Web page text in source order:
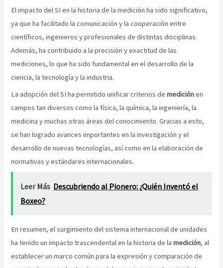
El impacto del SI en la historia de la medición ha sido significativo,
ya que ha facilitado la comunicación y la cooperación entre
científicos, ingenieros y profesionales de distintas disciplinas.
Además, ha contribuido a la precisión y exactitud de las
mediciones, lo que ha sido fundamental en el desarrollo de la
ciencia, la tecnología y la industria.
La adopción del SI ha permitido unificar criterios demediciónen
campos tan diversos como la física, la química, la ingeniería, la
medicina y muchas otras áreas del conocimiento. Gracias a esto,
se han logrado avances importantes en la investigación y el
desarrollo de nuevas tecnologías, así como en la elaboración de
normativas y estándares internacionales.
Leer Más Descubriendo al Pionero: ¿Quién Inventó el
Boxeo?
En resumen, el surgimiento del sistema internacional de unidades
ha tenido un impacto trascendental en la historia de lamedición, al
establecer un marco común para la expresión y comparación de